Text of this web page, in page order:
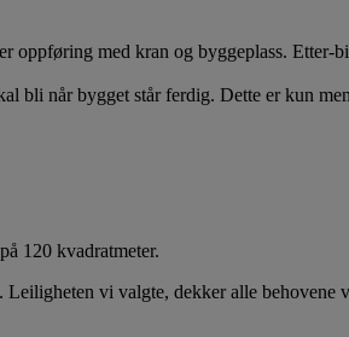
med kran og byggeplass. Etter-
bli når bygget står ferdig. Dette er kun
120 kvadratmeter.
vi valgte, dekker alle behovene